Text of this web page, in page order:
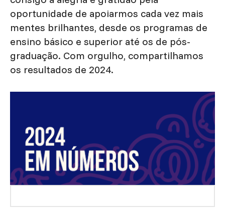
oportunidade de apoiarmos cada vez mais
mentes brilhantes, desde os programas de
ensino básico e superior até os de pós-
graduação. Com orgulho, compartilhamos
os resultados de 2024.